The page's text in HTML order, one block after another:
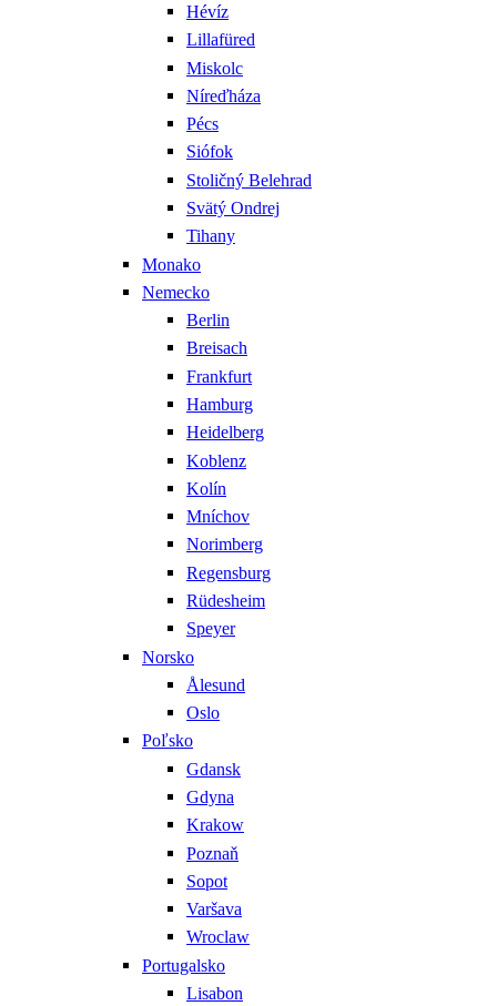
Hévíz
Lillafüred
Miskolc
Níreďháza
Pécs
Siófok
Stoličný Belehrad
Svätý Ondrej
Tihany
Monako
Nemecko
Berlin
Breisach
Frankfurt
Hamburg
Heidelberg
Koblenz
Kolín
Mníchov
Norimberg
Regensburg
Rüdesheim
Speyer
Norsko
Ålesund
Oslo
Poľsko
Gdansk
Gdyna
Krakow
Poznaň
Sopot
Varšava
Wroclaw
Portugalsko
Lisabon